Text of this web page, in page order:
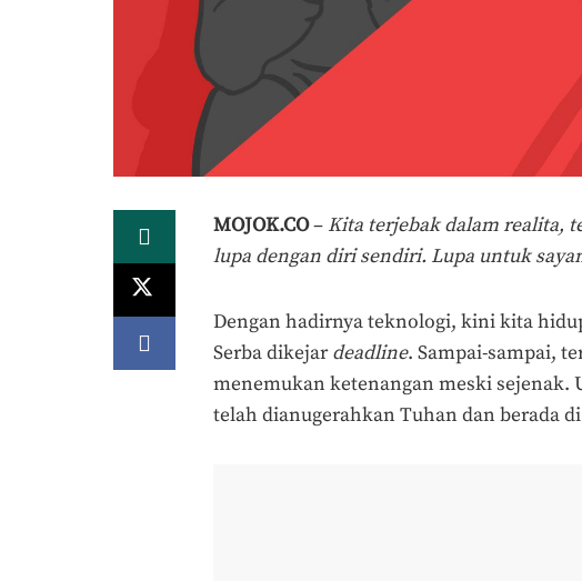
MOJOK.CO– Kita terjebak dalam realita,
lupa dengan diri sendiri. Lupa untuk
Dengan hadirnya teknologi, kini kita
Serba dikejardeadline. Sampai-sampai,
menemukan ketenangan meski sejenak.
telah dianugerahkan Tuhan dan berada